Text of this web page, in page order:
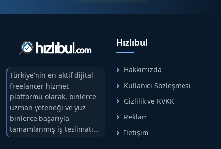
Yayın sağlayabildiğimiz tüm haber siteleri, güncel
fiyat listesi ve kampanyalarımıza aşağıdaki
➡️ HızlıBul Satış Profili
Geniş haber ağımız
ile;https://www.hizlibul.com/profil/mgtdizayn/
Türkiye'nin en aktif dijital
freelancer hizmet
platformu olarak, binlerce
uzman yeteneği ve yüz
binlerce başarıyla
tamamlanmış iş teslimatını
tek çatıda buluşturuyoruz.
Hızlıbul
Hakkımızda
Kullanıcı Sözleşmesi
Gizlilik ve KVKK
Reklam
İletişim